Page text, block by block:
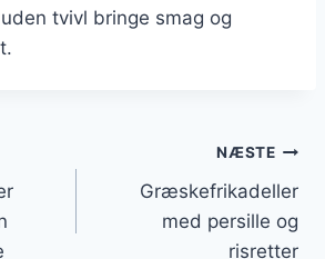
tvivl bringe smag og
NÆSTE
Græskefrikadeller
med persille og
risretter